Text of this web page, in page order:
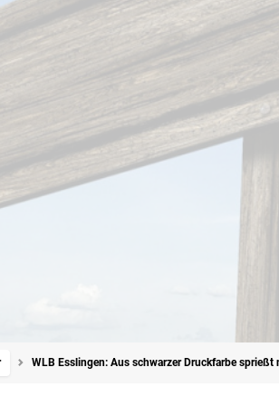
WLB Esslingen: Aus schwarzer Druckfarbe sprießt